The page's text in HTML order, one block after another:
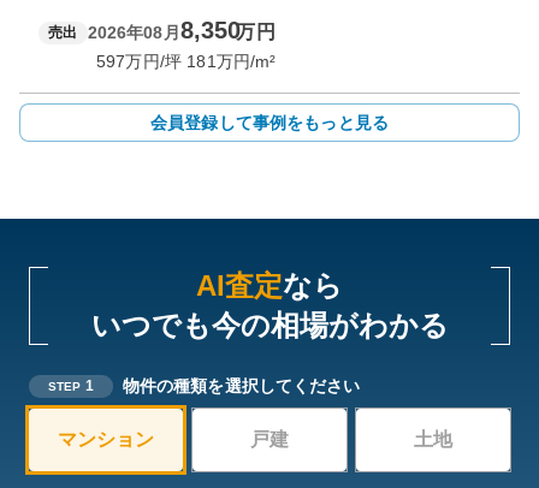
売出 2026年08月 8,350万円
597万円/坪 181万円/m²
会員登録して事例をもっと見る
AI査定なら
いつでも今の相場がわかる
STEP 1 物件の種類を選択してください
マンション 戸建 土地